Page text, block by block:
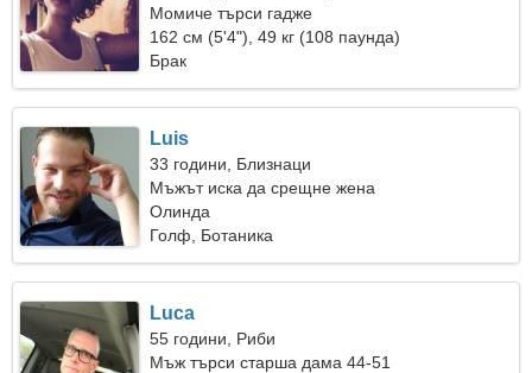
Момиче търси гадже
162 см (5'4"), 49 кг (108 паунда)
Брак
Luis
33 години, Близнаци
Мъжът иска да срещне жена
Олинда
Голф, Ботаника
Luca
55 години, Риби
Мъж търси старша дама 44-51